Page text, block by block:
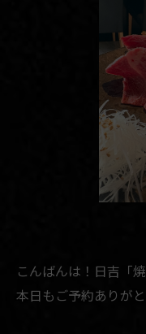
こんばんは！日吉「
本日もご予約ありがと